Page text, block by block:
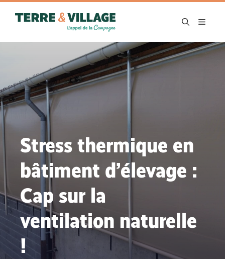
MENU
Stress thermique en
bâtiment d’élevage :
Cap sur la
ventilation naturelle
!